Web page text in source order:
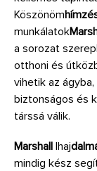
Köszönöm
munkálatok
a sorozat
otthoni és
vihetik az ágyba,
biztonságos és
társsá válik.
Marshall Ihaj
mindig kész